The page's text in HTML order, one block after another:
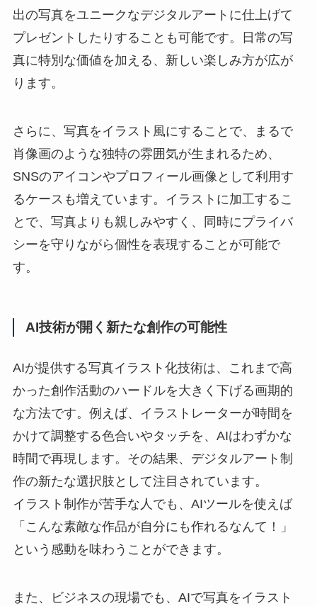
出の写真をユニークなデジタルアートに仕上げて
プレゼントしたりすることも可能です。日常の写
真に特別な価値を加える、新しい楽しみ方が広が
ります。
さらに、写真をイラスト風にすることで、まるで
肖像画のような独特の雰囲気が生まれるため、
SNSのアイコンやプロフィール画像として利用す
るケースも増えています。イラストに加工するこ
とで、写真よりも親しみやすく、同時にプライバ
シーを守りながら個性を表現することが可能で
す。
AI技術が開く新たな創作の可能性
AIが提供する写真イラスト化技術は、これまで高
かった創作活動のハードルを大きく下げる画期的
な方法です。例えば、イラストレーターが時間を
かけて調整する色合いやタッチを、AIはわずかな
時間で再現します。その結果、デジタルアート制
作の新たな選択肢として注目されています。
イラスト制作が苦手な人でも、AIツールを使えば
「こんな素敵な作品が自分にも作れるなんて！」
という感動を味わうことができます。
また、ビジネスの現場でも、AIで写真をイラスト